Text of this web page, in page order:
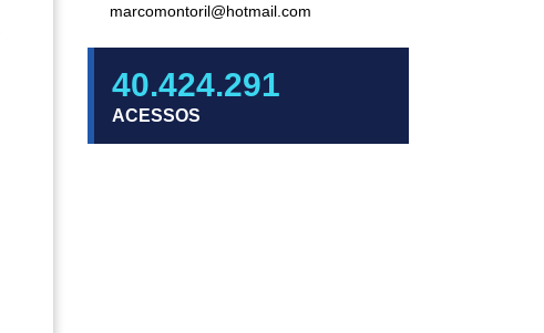
marcomontoril@hotmail.com
40.424.291
ACESSOS